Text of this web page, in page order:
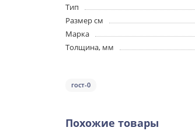
Тип
Размер см
Марка
Толщина, мм
гост-0
Похожие товары